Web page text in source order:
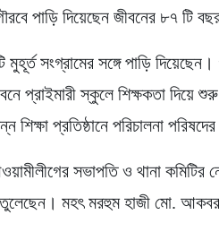
পাড়ি দিয়েছেন জীবনের ৮৭ টি
সংগ্রামের সঙ্গে পাড়ি
প্রাইমারী স্কুলে শিক্ষকতা দিয়ে
শিক্ষা প্রতিষ্ঠানে পরিচালনা
সভাপতি ও থানা কমিটির
তুলেছেন। মহৎ মরহুম হাজী মো.